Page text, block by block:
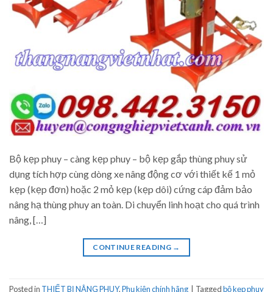
Bộ kẹp phuy – càng kẹp phuy – bộ kẹp gắp thùng phuy sử
dụng tích hợp cùng dòng xe nâng động cơ với thiết kế 1 mỏ
kẹp (kẹp đơn) hoặc 2 mỏ kẹp (kẹp dôi) cứng cáp đảm bảo
nâng hạ thùng phuy an toàn. Di chuyển linh hoạt cho quá trình
nâng, […]
CONTINUE READING →
Posted in THIẾT BỊ NÂNG PHUY,Phụ kiện chính hãng Taggedbộ kẹp phuy